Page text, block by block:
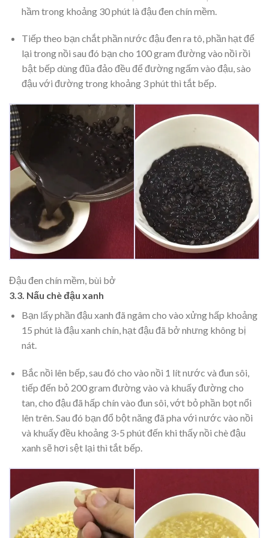
hầm trong khoảng 30 phút là đậu đen chín mềm.
Tiếp theo bạn chắt phần nước đậu đen ra tô, phần hạt để
lại trong nồi sau đó bạn cho 100 gram đường vào nồi rồi
bật bếp dùng đũa đảo đều để đường ngấm vào đậu, sào
đậu với đường trong khoảng 3 phút thì tắt bếp.
Đậu đen chín mềm, bùi bở
3.3. Nấu chè đậu xanh
Bạn lấy phần đậu xanh đã ngâm cho vào xửng hấp khoảng
15 phút là đậu xanh chín, hạt đậu đã bở nhưng không bị
nát.
Bắc nồi lên bếp, sau đó cho vào nồi 1 lít nước và đun sôi,
tiếp đến bỏ 200 gram đường vào và khuấy đường cho
tan, cho đậu đã hấp chín vào đun sôi, vớt bỏ phần bọt nổi
lên trên. Sau đó bạn đổ bột năng đã pha với nước vào nồi
và khuấy đều khoảng 3-5 phút đến khi thấy nồi chè đậu
xanh sẽ hơi sệt lại thì tắt bếp.